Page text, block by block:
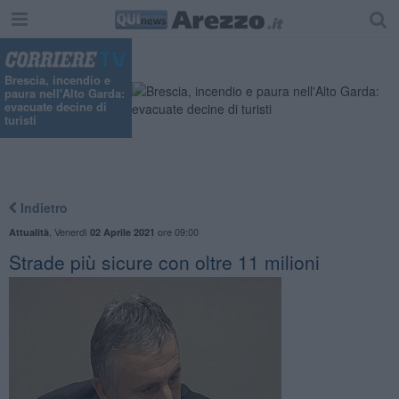
Brescia, incendio e
paura nell'Alto Garda:
evacuate decine di
turisti
Indietro
Attualità Venerdì 02 Aprile 2021 ore 09:00
Strade più sicure con oltre 11 milioni